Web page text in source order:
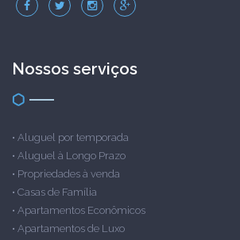
Nossos serviços
• Aluguel por temporada
• Aluguel à Longo Prazo
• Propriedades à venda
• Casas de Família
• Apartamentos Econômicos
• Apartamentos de Luxo